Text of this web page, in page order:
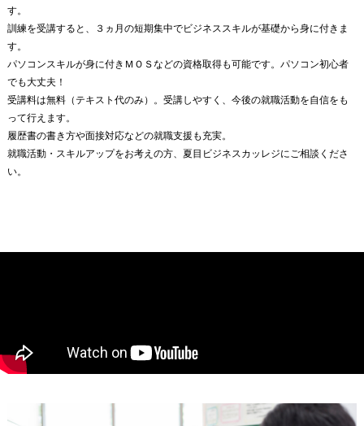
す。
訓練を受講すると、３ヵ月の短期集中でビジネススキルが基礎から身に付きま
す。
パソコンスキルが身に付きＭＯＳなどの資格取得も可能です。パソコン初心者
でも大丈夫！
受講料は無料（テキスト代のみ）。受講しやすく、今後の就職活動を自信をも
って行えます。
履歴書の書き方や面接対応などの就職支援も充実。
就職活動・スキルアップをお考えの方、夏目ビジネスカッレジにご相談くださ
い。